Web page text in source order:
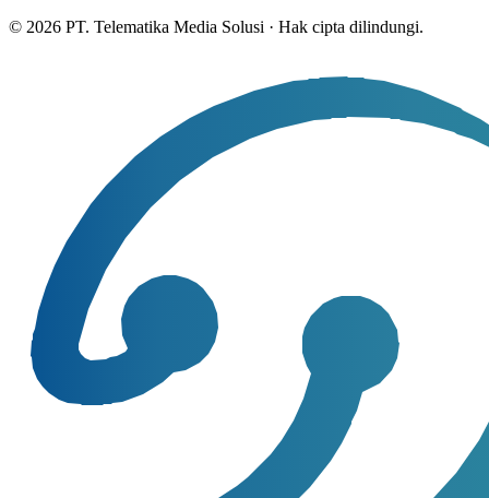
© 2026 PT. Telematika Media Solusi · Hak cipta dilindungi.